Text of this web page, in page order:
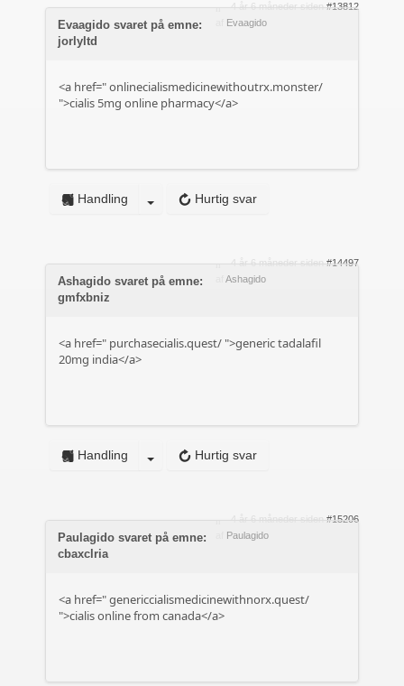
4 år 6 måneder siden #13812
Evaagido
Evaagido svaret på emne:
jorlyltd
<a href="onlinecialismedicinewithoutrx.monster/
">cialis 5mg online pharmacy</a>
Hurtig svar
Handling
4 år 6 måneder siden #14497
Ashagido
Ashagido svaret på emne:
gmfxbniz
<a href=" purchasecialis.quest/ ">generic tadalafil
20mg india</a>
Hurtig svar
Handling
4 år 6 måneder siden #15206
Paulagido
Paulagido svaret på emne:
cbaxclria
<a href="genericcialismedicinewithnorx.quest/
">cialis online from canada</a>